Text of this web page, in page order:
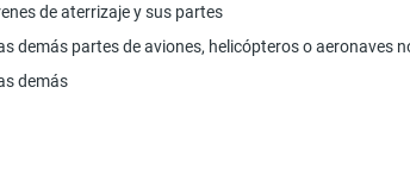
de aterrizaje y sus partes
demás partes de aviones, helicópteros o aeronaves
demás